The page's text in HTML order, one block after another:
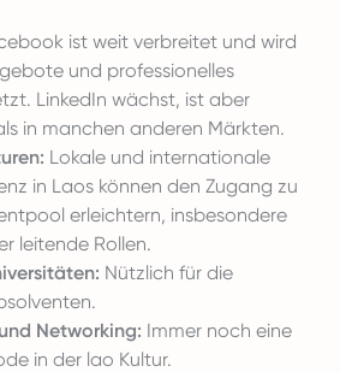
ist weit verbreitet und wird
und professionelles
LinkedIn wächst, ist aber
in manchen anderen Märkten.
Lokale und internationale
in Laos können den Zugang zu
erleichtern, insbesondere
leitende Rollen.
Nützlich für die
Networking: Immer noch eine
in der lao Kultur.